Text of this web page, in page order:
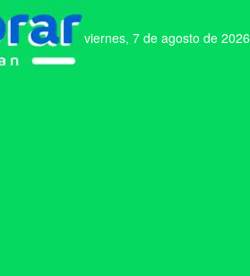
viernes, 7 de agosto de 2026